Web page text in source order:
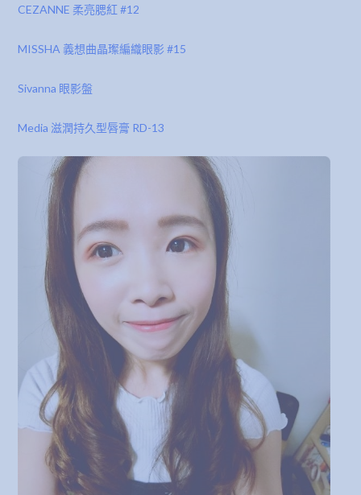
CEZANNE 柔亮腮紅 #12
MISSHA 義想曲晶璨編織眼影 #15
Sivanna 眼影盤
Media 滋潤持久型唇膏 RD-13